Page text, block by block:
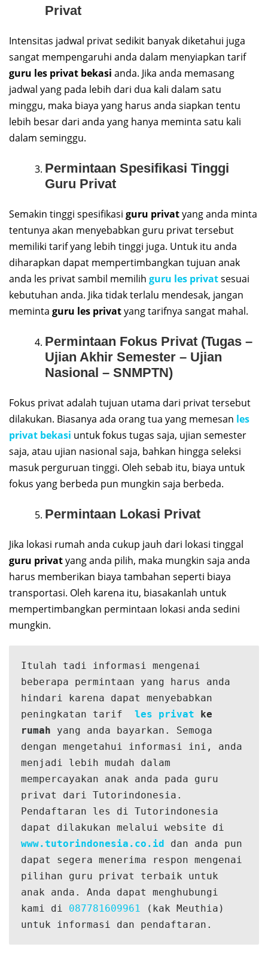
Privat
Intensitas jadwal privat sedikit banyak diketahui juga
sangat mempengaruhi anda dalam menyiapkan tarif
guru les privat bekasi anda. Jika anda memasang
jadwal yang pada lebih dari dua kali dalam satu
minggu, maka biaya yang harus anda siapkan tentu
lebih besar dari anda yang hanya meminta satu kali
dalam seminggu.
Permintaan Spesifikasi Tinggi
Guru Privat
Semakin tinggi spesifikasi guru privatyang anda minta
tentunya akan menyebabkan guru privat tersebut
memiliki tarif yang lebih tinggi juga. Untuk itu anda
diharapkan dapat mempertimbangkan tujuan anak
anda les privat sambil memilih guru les privatsesuai
kebutuhan anda. Jika tidak terlalu mendesak, jangan
meminta guru les privatyang tarifnya sangat mahal.
Permintaan Fokus Privat (Tugas –
Ujian Akhir Semester – Ujian
Nasional – SNMPTN)
Fokus privat adalah tujuan utama dari privat tersebut
dilakukan. Biasanya ada orang tua yang memesan les
privat bekasi untuk fokus tugas saja, ujian semester
saja, atau ujian nasional saja, bahkan hingga seleksi
masuk perguruan tinggi. Oleh sebab itu, biaya untuk
fokus yang berbeda pun mungkin saja berbeda.
Permintaan Lokasi Privat
Jika lokasi rumah anda cukup jauh dari lokasi tinggal
guru privatyang anda pilih, maka mungkin saja anda
harus memberikan biaya tambahan seperti biaya
transportasi. Oleh karena itu, biasakanlah untuk
mempertimbangkan permintaan lokasi anda sedini
mungkin.
Itulah tadi informasi mengenai
beberapa permintaan yang harus anda
hindari karena dapat menyebabkan
peningkatan tarif les privat ke
rumah yang anda bayarkan. Semoga
dengan mengetahui informasi ini, anda
menjadi lebih mudah dalam
mempercayakan anak anda pada guru
privat dari Tutorindonesia.
Pendaftaran les di Tutorindonesia
www.tutorindonesia.co.id dan anda pun
dapat segera menerima respon mengenai
pilihan guru privat terbaik untuk
anak anda. Anda dapat menghubungi
kami di 087781609961 (kak Meuthia)
untuk informasi dan pendaftaran.